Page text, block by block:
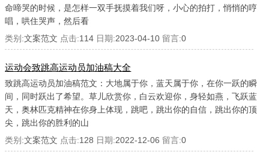
命啼哭的时候，是怎样一双手抚摸着我们呀，小心的拍打，悄悄的哼
唱，哄住哭声，然后看
类别:文案范文 点击:114 日期:2023-04-10 留言:0
运动会致跳高运动员加油稿大全
致跳高运动员加油稿范文：大地属于你，蓝天属于你，在你一跃的瞬
间，同时跃出了希望。草儿欣赏你，白云欢迎你，身轻如燕，飞跃蓝
天，奥林匹克精神在你身上体现，跳吧，跳出你的自信，跳出你的顶
尖，跳出你的胜利的山
类别:文案范文 点击:128 日期:2022-12-06 留言:0